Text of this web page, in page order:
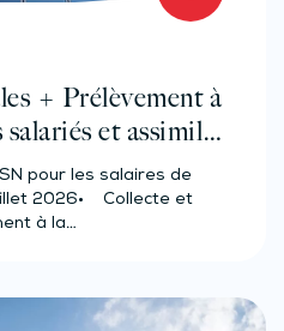
+ Prélèvement à
et assimilés
50 salariés)
pour les salaires de
2026• Collecte et
à la…